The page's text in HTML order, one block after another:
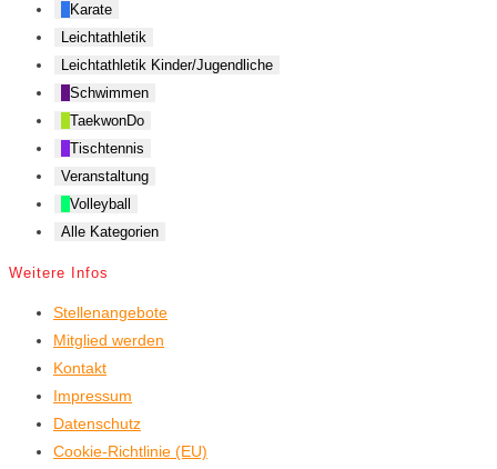
Karate
Leichtathletik
Leichtathletik Kinder/Jugendliche
Schwimmen
TaekwonDo
Tischtennis
Veranstaltung
Volleyball
Alle Kategorien
Weitere Infos
Stellenangebote
Mitglied werden
Kontakt
Impressum
Datenschutz
Cookie-Richtlinie (EU)